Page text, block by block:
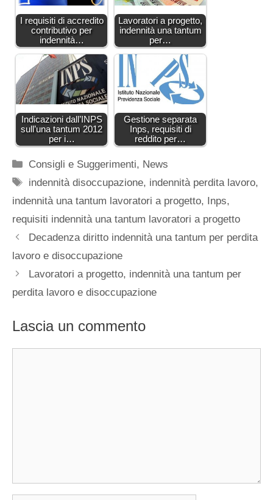
I requisiti di accredito
contributivo per
indennità…
Lavoratori a progetto,
indennità una tantum
per…
Indicazioni dall’INPS
sull’una tantum 2012
per i…
Gestione separata
Inps, requisiti di
reddito per…
Categorie
Consigli e Suggerimenti, News
Tag
indennità disoccupazione, indennità perdita lavoro,
indennità una tantum lavoratori a progetto, Inps,
requisiti indennità una tantum lavoratori a progetto
Decadenza diritto indennità una tantum per perdita
lavoro e disoccupazione
Lavoratori a progetto, indennità una tantum per
perdita lavoro e disoccupazione
Lascia un commento